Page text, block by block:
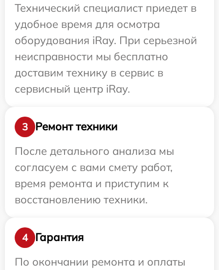
Технический специалист приедет в
удобное время для осмотра
оборудования iRay. При серьезной
неисправности мы бесплатно
доставим технику в сервис в
сервисный центр iRay.
3
Ремонт техники
После детального анализа мы
согласуем с вами смету работ,
время ремонта и приступим к
восстановлению техники.
4
Гарантия
По окончании ремонта и оплаты